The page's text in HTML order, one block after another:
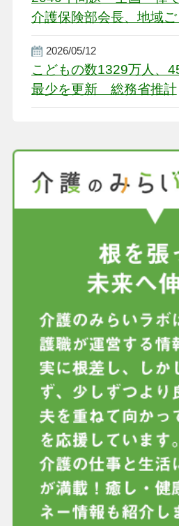
介護保険部会長、地域
盤整備を促す
2026/05/12
こどもの数1329万人、
最少を更新 総務省推計